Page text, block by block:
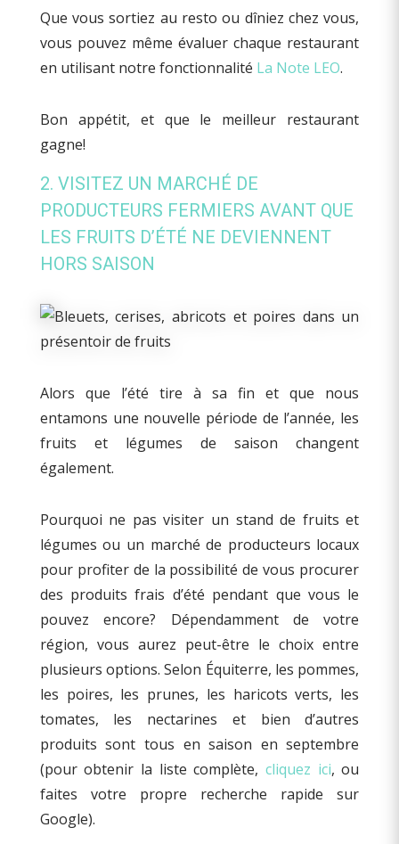
Que vous sortiez au resto ou dîniez chez vous,
vous pouvez même évaluer chaque restaurant
en utilisant notre fonctionnalité La Note LEO.
Bon appétit, et que le meilleur restaurant
gagne!
2. VISITEZ UN MARCHÉ DE
PRODUCTEURS FERMIERS AVANT QUE
LES FRUITS D’ÉTÉ NE DEVIENNENT
HORS SAISON
Alors que l’été tire à sa fin et que nous
entamons une nouvelle période de l’année, les
fruits et légumes de saison changent
également.
Pourquoi ne pas visiter un stand de fruits et
légumes ou un marché de producteurs locaux
pour profiter de la possibilité de vous procurer
des produits frais d’été pendant que vous le
pouvez encore? Dépendamment de votre
région, vous aurez peut-être le choix entre
plusieurs options. Selon Équiterre, les pommes,
les poires, les prunes, les haricots verts, les
tomates, les nectarines et bien d’autres
produits sont tous en saison en septembre
(pour obtenir la liste complète, cliquez ici, ou
faites votre propre recherche rapide sur
Google).